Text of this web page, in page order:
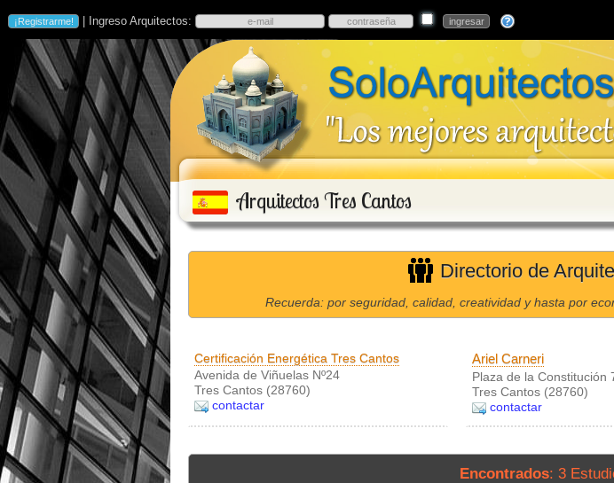
| Ingreso Arquitectos:
Arquitectos Tres Cantos
Directorio de
Recuerda: por seguridad, calidad, creatividad y hasta por
Certificación Energética Tres Cantos
Avenida de Viñuelas Nº24
Tres Cantos (28760)
contactar
Ariel Carneri
Plaza de la Constitución
Tres Cantos (28760)
contactar
Encontrados: 3